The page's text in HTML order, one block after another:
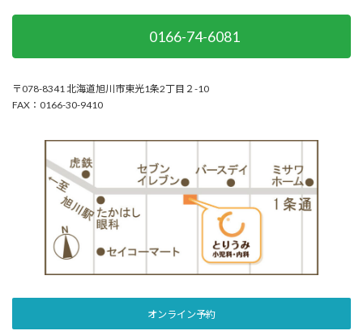
0166-74-6081
〒078-8341 北海道旭川市東光1条2丁目２-10
FAX：0166-30-9410
オンライン予約